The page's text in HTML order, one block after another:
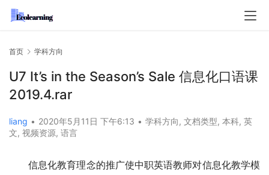
首页 学科方向
U7 It’s in the Season’s Sale 信息化口语课
2019.4.rar
liang • 2020年5月11日 下午6:13 • 学科方向, 文档类型, 本科, 英
文, 视频资源, 语言
信息化教育理念的推广使中职英语教师对信息化教学模